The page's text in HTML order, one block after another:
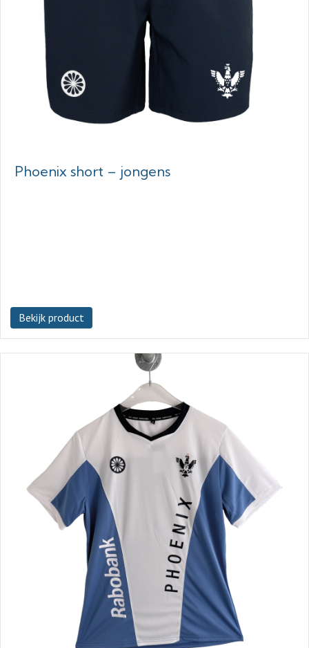
Phoenix short – jongens
Bekijk product